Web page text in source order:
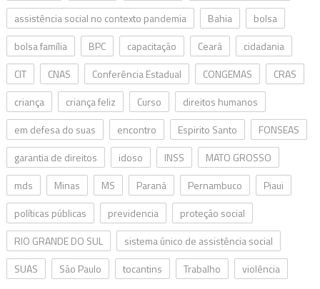
assistência social no contexto pandemia
Bahia
bolsa
bolsa família
BPC capacitação Ceará
cidadania
CIT
CNAS Conferência Estadual CONGEMAS
CRAS
criança
criança feliz Curso
direitos humanos
em defesa do suas
encontro Espirito Santo
FONSEAS
garantia de direitos
idoso INSS
MATO GROSSO
mds
Minas MS Paraná Pernambuco
Piaui
políticas públicas
previdencia
proteção social
RIO GRANDE DO SUL
sistema único de assistência social
SUAS
São Paulo tocantins Trabalho violência